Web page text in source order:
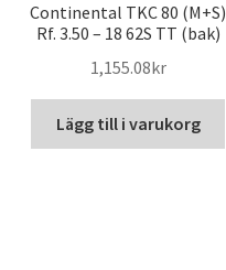
Continental TKC 80 (M+S)
Rf. 3.50 – 18 62S TT (bak)
1,155.08kr
Lägg till i varukorg